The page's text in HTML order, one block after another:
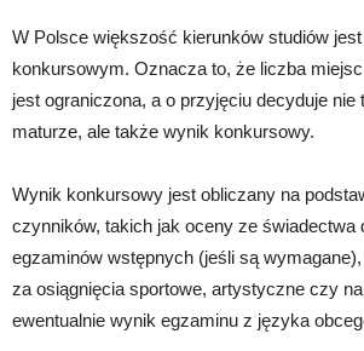
W Polsce większość kierunków studiów
konkursowym. Oznacza to, że liczba
jest ograniczona, a o przyjęciu decyduje nie
maturze, ale także wynik konkursowy.
Wynik konkursowy jest obliczany na
czynników, takich jak oceny ze świadectwa
egzaminów wstępnych (jeśli są
za osiągnięcia sportowe, artystyczne czy
ewentualnie wynik egzaminu z języka